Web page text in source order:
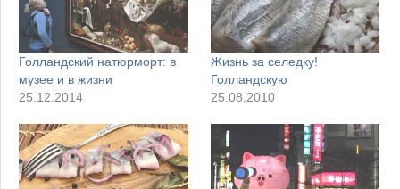
Голландский натюрморт: в
музее и в жизни
25.12.2014
Жизнь за селедку!
Голландскую
25.08.2010